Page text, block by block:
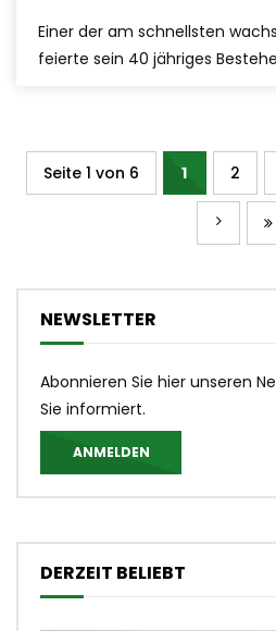
Einer der am schnellsten
feierte sein 40 jähriges
Seite 1 von 6 1 2
NEWSLETTER
Abonnieren Sie hier unseren
Sie informiert.
ANMELDEN
DERZEIT BELIEBT